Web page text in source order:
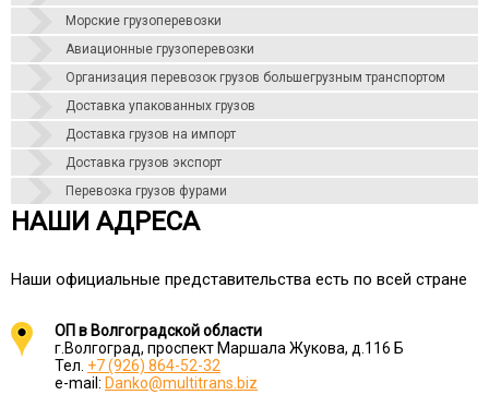
Морские грузоперевозки
Авиационные грузоперевозки
Организация перевозок грузов большегрузным транспортом
Доставка упакованных грузов
Доставка грузов на импорт
Доставка грузов экспорт
Перевозка грузов фурами
НАШИ АДРЕСА
Наши официальные представительства есть по всей стране
ОП в Волгоградской области
г.Волгоград, проспект Маршала Жукова, д.116 Б
Тел. +7 (926) 864-52-32
e-mail: Danko@multitrans.biz